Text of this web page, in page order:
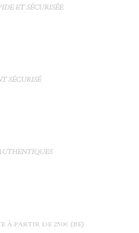
ET SÉCURISÉE
SÉCURISÉ
À PARTIR DE 250€ (BE)